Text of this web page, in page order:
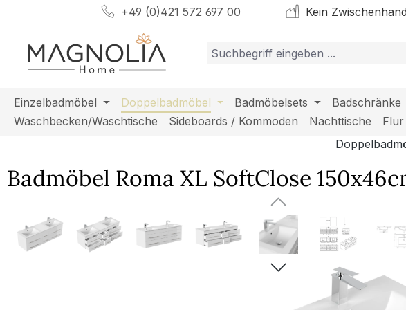
Hauptinhalt springen
Zur Suche springen
Zur Hauptnavigation springen+49 (0)421 572 697 00 Kein
Einzelbadmöbel Doppelbadmöbel Badmöbelsets Badschränke
Waschbecken/Waschtische
Sideboards / Kommoden Nachttische Flur
Badmöbel Roma XL SoftClose
Bildergalerie überspringen